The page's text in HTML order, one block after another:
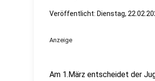
Veröffentlicht: Dienstag,
Anzeige
Am 1.März entscheidet der